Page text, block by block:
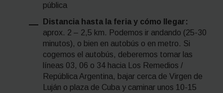
pública
Distancia hasta la feria y cómo llegar:
aprox. 2 – 2,5 km. Podemos ir andando (25-30
minutos), o bien en autobús o en metro. Si
cogemos el autobús, deberemos tomar las
líneas 03, 06 o 34 hacia Los Remedios /
República Argentina, bajar cerca de Virgen de
Luján o plaza de Cuba y caminar unos 10-15